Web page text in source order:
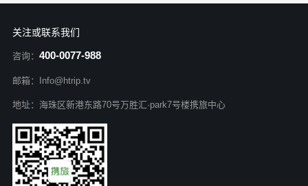
关注或联系我们
咨询： 400-0077-988
邮箱：Info@htrip.tv
地址：海珠区新港东路70号万胜汇·park7号楼携旅中心